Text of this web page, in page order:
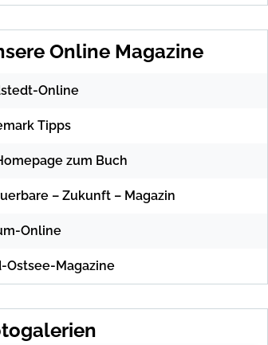
Online Magazine
Online
Tipps
zum Buch
– Zukunft – Magazin
Online
Ostsee-Magazine